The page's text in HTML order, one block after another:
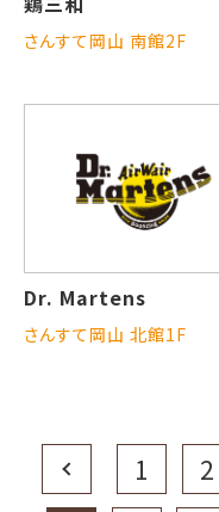
さんすて岡山 南館2F
Dr. Martens
さんすて岡山 北館1F
Prev 1 2